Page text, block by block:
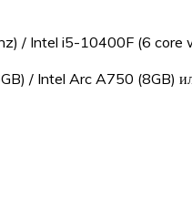
/ Intel i5-10400F (6 core
/ Intel Arc A750 (8GB)